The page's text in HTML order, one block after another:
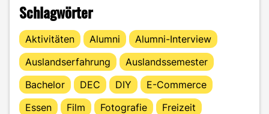
Schlagwörter
Aktivitäten Alumni
Alumni-Interview
Auslandserfahrung
Auslandssemester
Bachelor
DEC DIY
E-Commerce
Essen
Film Fotografie
Freizeit